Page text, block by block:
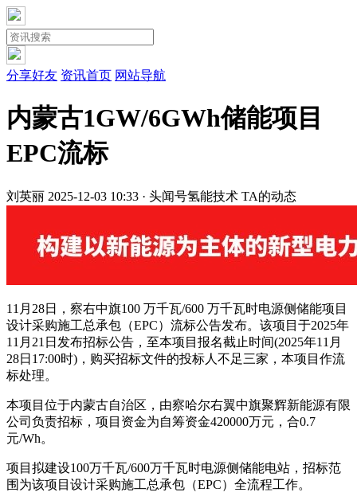
分享好友 资讯首页 网站导航
内蒙古1GW/6GWh储能项目
EPC流标
刘英丽 2025-12-03 10:33 · 头闻号氢能技术 TA的动态
11月28日，察右中旗100 万千瓦/600 万千瓦时电源侧储能项目
设计采购施工总承包（EPC）流标公告发布。该项目于2025年
11月21日发布招标公告，至本项目报名截止时间(2025年11月
28日17:00时)，购买招标文件的投标人不足三家，本项目作流
标处理。
本项目位于内蒙古自治区，由察哈尔右翼中旗聚辉新能源有限
公司负责招标，项目资金为自筹资金420000万元，合0.7
元/Wh。
项目拟建设100万千瓦/600万千瓦时电源侧储能电站，招标范
围为该项目设计采购施工总承包（EPC）全流程工作。